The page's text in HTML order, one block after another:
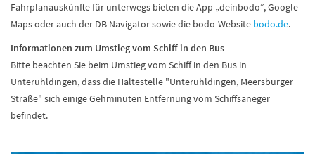
Fahrplanauskünfte für unterwegs bieten die App „deinbodo“, Google
Maps oder auch der DB Navigator sowie die bodo-Website bodo.de.
Informationen zum Umstieg vom Schiff in den Bus
Bitte beachten Sie beim Umstieg vom Schiff in den Bus in
Unteruhldingen, dass die Haltestelle "Unteruhldingen, Meersburger
Straße" sich einige Gehminuten Entfernung vom Schiffsaneger
befindet.